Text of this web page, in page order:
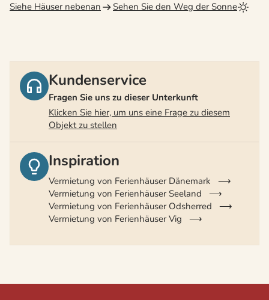
Siehe Häuser nebenan Sehen Sie den Weg der Sonne
Kundenservice
Fragen Sie uns zu dieser Unterkunft
Klicken Sie hier, um uns eine Frage zu diesem
Objekt zu stellen
Inspiration
Vermietung von Ferienhäuser Dänemark
Vermietung von Ferienhäuser Seeland
Vermietung von Ferienhäuser Odsherred
Vermietung von Ferienhäuser Vig